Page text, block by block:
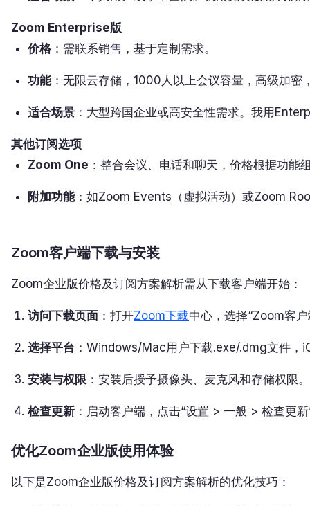
Zoom Enterprise版
价格 ：需联系销售，基于定制需求。
功能：无限云存储，1000人以上会议容量，高级加密
适合场景 ：大型跨国企业或高安全性需求。我用
其他订阅选项
Zoom One ：整合会议、电话和聊天，价格根据功能
附加功能：如Zoom Events（虚拟活动）或Zoom
Zoom客户端下载与安装
Zoom企业版价格及订阅方案解析需从下载客户端开始：
访问下载页面 ：打开Zoom下载中心，选择“Zoom客
选择平台 ：Windows/Mac用户下载.exe/.dmg文件
安装与权限 ：安装后授予摄像头、麦克风和存储权限。
检查更新 ：启动客户端，点击“设置 > 一般 > 检查更
优化Zoom企业版使用体验
以下是Zoom企业版价格及订阅方案解析的优化技巧：